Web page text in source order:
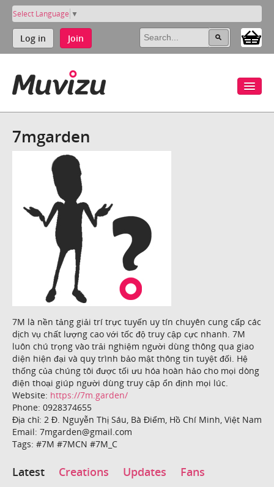
Select Language ▼
Log in Join
7mgarden
7M là nền tảng giải trí trực tuyến uy tín chuyên cung cấp các
dịch vụ chất lượng cao với tốc độ truy cập cực nhanh. 7M
luôn chú trọng vào trải nghiệm người dùng thông qua giao
diện hiện đại và quy trình bảo mật thông tin tuyệt đối. Hệ
thống của chúng tôi được tối ưu hóa hoàn hảo cho mọi dòng
điện thoại giúp người dùng truy cập ổn định mọi lúc.
Website: https://7m.garden/
Phone: 0928374655
Địa chỉ: 2 Đ. Nguyễn Thị Sáu, Bà Điểm, Hồ Chí Minh, Việt Nam
Email: 7mgarden@gmail.com
Tags: #7M #7MCN #7M_C
Latest Creations Updates Fans